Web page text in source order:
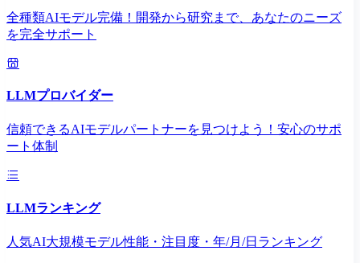
全種類AIモデル完備！開発から研究まで、あなたのニーズ
を完全サポート
LLMプロバイダー
信頼できるAIモデルパートナーを見つけよう！安心のサポ
ート体制
LLMランキング
人気AI大規模モデル性能・注目度・年/月/日ランキング